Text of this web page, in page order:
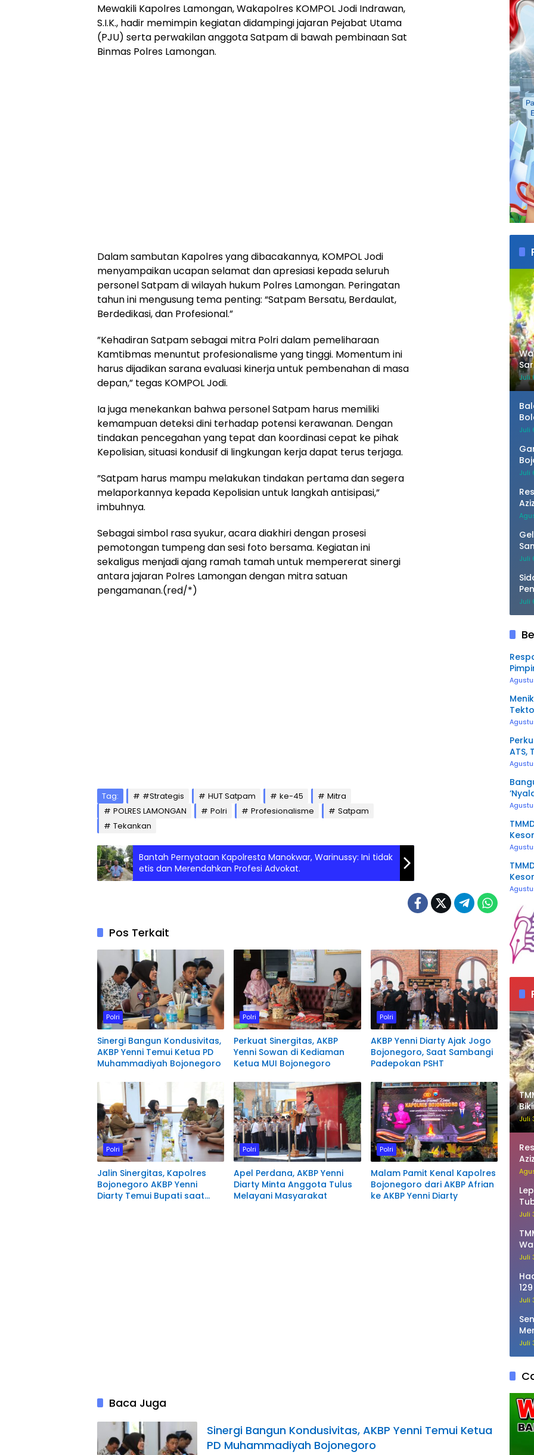
​Mewakili Kapolres Lamongan, Wakapolres KOMPOL Jodi Indrawan,
S.I.K., hadir memimpin kegiatan didampingi jajaran Pejabat Utama
(PJU) serta perwakilan anggota Satpam di bawah pembinaan Sat
Binmas Polres Lamongan.
​Dalam sambutan Kapolres yang dibacakannya, KOMPOL Jodi
menyampaikan ucapan selamat dan apresiasi kepada seluruh
personel Satpam di wilayah hukum Polres Lamongan. Peringatan
tahun ini mengusung tema penting: “Satpam Bersatu, Berdaulat,
Berdedikasi, dan Profesional.”
​”Kehadiran Satpam sebagai mitra Polri dalam pemeliharaan
Kamtibmas menuntut profesionalisme yang tinggi. Momentum ini
harus dijadikan sarana evaluasi kinerja untuk pembenahan di masa
depan,” tegas KOMPOL Jodi.
​Ia juga menekankan bahwa personel Satpam harus memiliki
kemampuan deteksi dini terhadap potensi kerawanan. Dengan
tindakan pencegahan yang tepat dan koordinasi cepat ke pihak
Kepolisian, situasi kondusif di lingkungan kerja dapat terus terjaga.
​”Satpam harus mampu melakukan tindakan pertama dan segera
melaporkannya kepada Kepolisian untuk langkah antisipasi,”
imbuhnya.
​Sebagai simbol rasa syukur, acara diakhiri dengan prosesi
pemotongan tumpeng dan sesi foto bersama. Kegiatan ini
sekaligus menjadi ajang ramah tamah untuk mempererat sinergi
antara jajaran Polres Lamongan dengan mitra satuan
pengamanan.(red/*)
Tag: #Strategis HUT Satpam ke-45
Mitra
POLRES LAMONGAN
Polri Profesionalisme
Satpam
Tekankan
Bantah Pernyataan Kapolresta Manokwar, Warinussy: Ini tidak
etis dan Merendahkan Profesi Advokat.
Pos Terkait
Polri
Sinergi Bangun Kondusivitas,
AKBP Yenni Temui Ketua PD
Muhammadiyah Bojonegoro
Polri
Perkuat Sinergitas, AKBP
Yenni Sowan di Kediaman
Ketua MUI Bojonegoro
Polri
AKBP Yenni Diarty Ajak Jogo
Bojonegoro, Saat Sambangi
Padepokan PSHT
Polri
Jalin Sinergitas, Kapolres
Bojonegoro AKBP Yenni
Diarty Temui Bupati saat
Polri
Apel Perdana, AKBP Yenni
Diarty Minta Anggota Tulus
Melayani Masyarakat
Polri
Malam Pamit Kenal Kapolres
Bojonegoro dari AKBP Afrian
ke AKBP Yenni Diarty
Baca Juga
Sinergi Bangun Kondusivitas, AKBP Yenni Temui Ketua
PD Muhammadiyah Bojonegoro
Juli
Juli
Juli
Juli
Juli
ATS,
Kerja
Juli
Juli
Juli
Juli
Juli